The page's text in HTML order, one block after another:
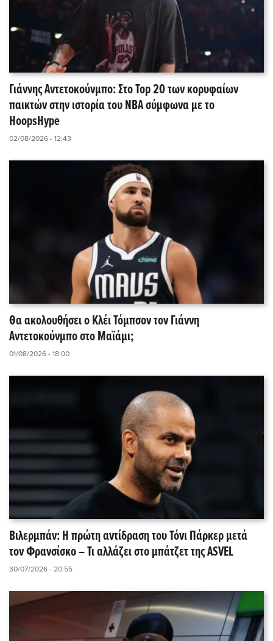
Γιάννης Αντετοκούνμπο: Στο Top 20 των κορυφαίων
παικτών στην ιστορία του NBA σύμφωνα με το
HoopsHype
02/08/2026 - 12:43
Θα ακολουθήσει ο Κλέι Τόμπσον τον Γιάννη
Αντετοκούνμπο στο Μαϊάμι;
01/08/2026 - 18:00
Βιλερμπάν: Η πρώτη αντίδραση του Τόνι Πάρκερ μετά
τον Φρανσίσκο – Τι αλλάζει στο μπάτζετ της ASVEL
30/07/2026 - 20:55